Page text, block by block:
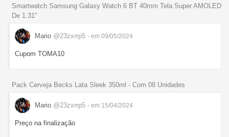
Smartwatch Samsung Galaxy Watch 6 BT 40mm Tela Super AMOLED
De 1.31"
Mario @23zxrrp5 - em 09/05/2024
Cupom TOMA10
Pack Cerveja Becks Lata Sleek 350ml - Com 08 Unidades
Mario @23zxrrp5 - em 15/04/2024
Preço na finalização